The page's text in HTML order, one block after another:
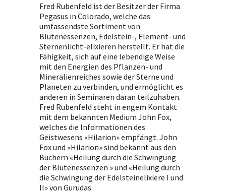
Fred Rubenfeld ist der Besitzer der Firma
Pegasus in Colorado, welche das
umfassendste Sortiment von
Blütenessenzen, Edelstein-, Element- und
Sternenlicht-elixieren herstellt. Er hat die
Fähigkeit, sich auf eine lebendige Weise
mit den Energien des Pflanzen- und
Mineralienreiches sowie der Sterne und
Planeten zu verbinden, und ermöglicht es
anderen in Seminaren daran teilzuhaben.
Fred Rubenfeld steht in engem Kontakt
mit dem bekannten Medium John Fox,
welches die Informationen des
Geistwesens «Hilarion» empfängt. John
Fox und «Hilarion» sind bekannt aus den
Büchern «Heilung durch die Schwingung
der Blütenessenzen » und «Heilung durch
die Schwingung der Edelsteinelixiere I und
II» von Gurudas.